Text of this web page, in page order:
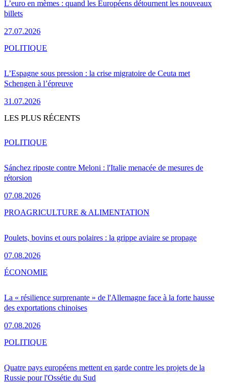
L’euro en mèmes : quand les Européens détournent les nouveaux
billets
27.07.2026
L’Espagne sous pression : la crise migratoire de Ceuta met
Schengen à l’épreuve
31.07.2026
POLITIQUE
LES PLUS RÉCENTS
Sánchez riposte contre Meloni : l'Italie menacée de mesures de
rétorsion
07.08.2026
POLITIQUE
Poulets, bovins et ours polaires : la grippe aviaire se propage
07.08.2026
PROAGRICULTURE & ALIMENTATION
La « résilience surprenante » de l'Allemagne face à la forte hausse
des exportations chinoises
07.08.2026
ÉCONOMIE
Quatre pays européens mettent en garde contre les projets de la
Russie pour l'Ossétie du Sud
POLITIQUE